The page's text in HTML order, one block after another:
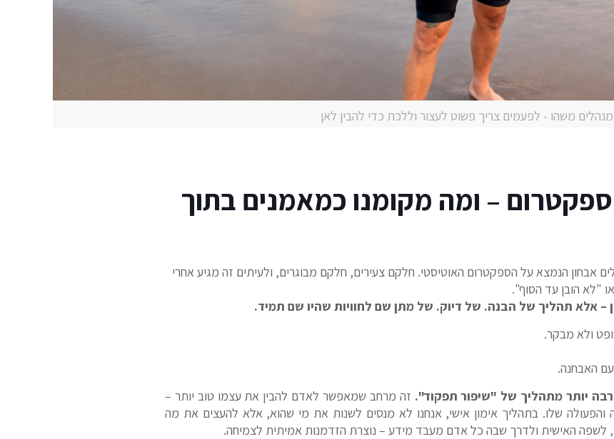
מנהלים משהו - לפעמים צריך פשוט לעצור וללכת כדי להבין לאן
– ומה מקומנו כמאמנים בתוך
אבחון הנמצא על הספקטרום האוטיסטי. חלקם צעירים, חלקם מבוגרים, ולעיתים זה מגיע אחרי
"לא הובן עד הסוף".
– אלא תהליך של הבנה. של דיוק. של מתן שם לחוויות שהיו שם תמיד.
ולא מבקר.
האבחנה.
יותר מתהליך של "שיפור תפקוד". זה מרחב שמאפשר לאדם להבין את עצמו טוב יותר –
והפעולה שלו. בתהליך אימון אישי, אנחנו לא מנסים לשנות את מי שהוא, אלא להעצים את מה
לשפה האישית ולדרך שבה כל אדם מעבד מידע – נוצרת הזדמנות אמיתית לצמיחה.